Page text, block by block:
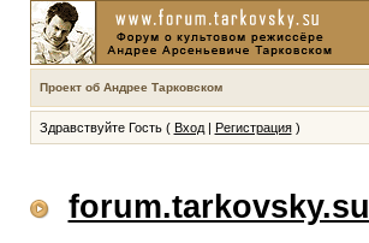
Проект об Андрее Тарковском
Здравствуйте Гость ( Вход| Регистрация)
forum.tarkovsky.su